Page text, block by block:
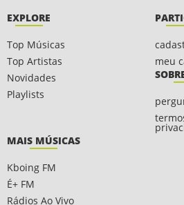
EXPLORE
Top Músicas
Top Artistas
Novidades
Playlists
meu
MAIS MÚSICAS
Kboing FM
É+ FM
Rádios Ao Vivo